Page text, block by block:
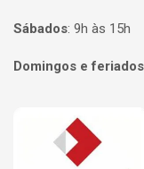
Sábados: 9h às 15h
Domingos e feriados
Página inicial